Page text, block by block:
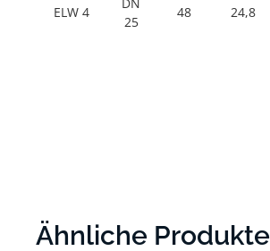
ELW 4
25
48 24,8
Ähnliche Produkte